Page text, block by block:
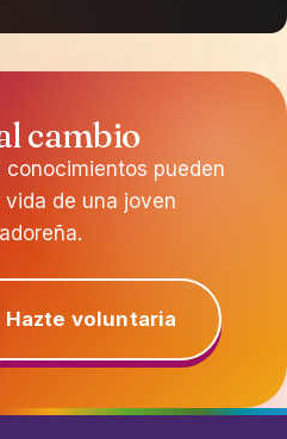
cambio
pueden
de una joven
Hazte voluntaria